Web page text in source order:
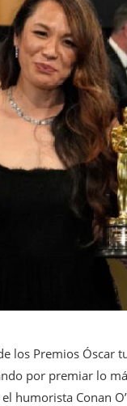
los Premios Óscar
por premiar lo
humorista Conan